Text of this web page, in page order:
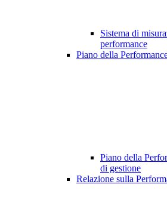
Sistema di
performance
Piano della
Piano della
di gestione
Relazione sulla